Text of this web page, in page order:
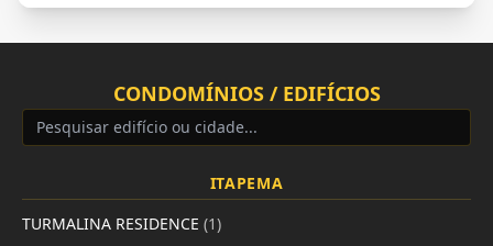
CONDOMÍNIOS / EDIFÍCIOS
ITAPEMA
TURMALINA RESIDENCE (1)